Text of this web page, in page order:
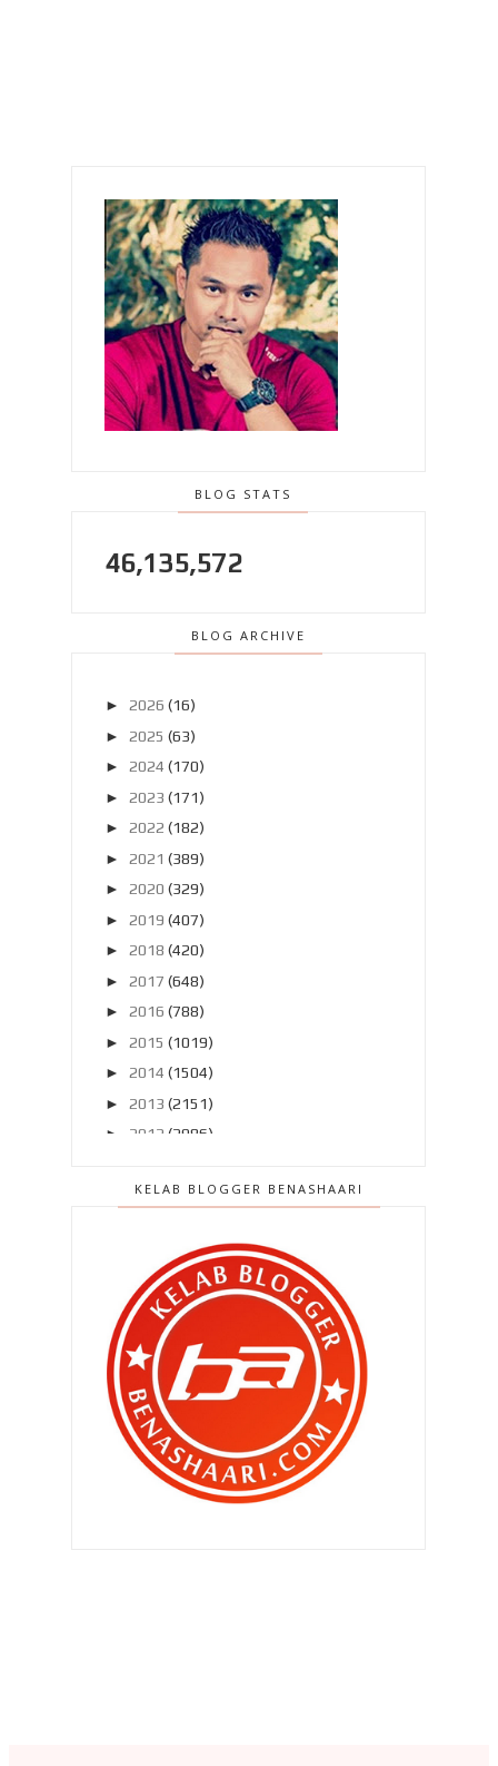
BLOG STATS
46,135,572
BLOG ARCHIVE
► 2026 (16)
► 2025 (63)
► 2024 (170)
► 2023 (171)
► 2022 (182)
► 2021 (389)
► 2020 (329)
► 2019 (407)
► 2018 (420)
► 2017 (648)
► 2016 (788)
► 2015 (1019)
► 2014 (1504)
► 2013 (2151)
► 2012 (2986)
►Disember 2011(303)
Oktober 2011(418)
►September 2011 (390)
►
Ogos 2011
►
Julai 2011
(396)
Jun 2011
(424)
▼ Mei 2011
Aku dah tau punca sakit kepala aku !!
Jap halal , jap haram ..
KELAB BLOGGER BENASHAARI